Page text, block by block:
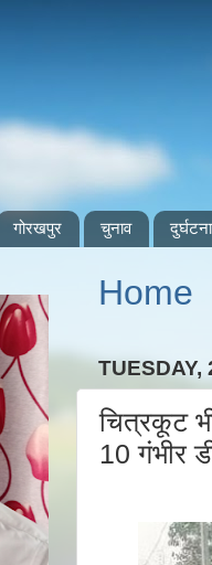
गोरखपुर चुनाव दुर्घटना
Home
TUESDAY,
चित्रकूट
10 गंभीर